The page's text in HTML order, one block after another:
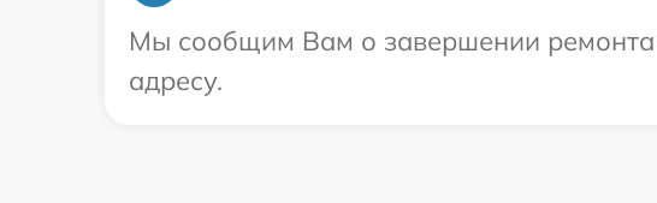
Мы сообщим Вам о завершении ремонта
адресу.